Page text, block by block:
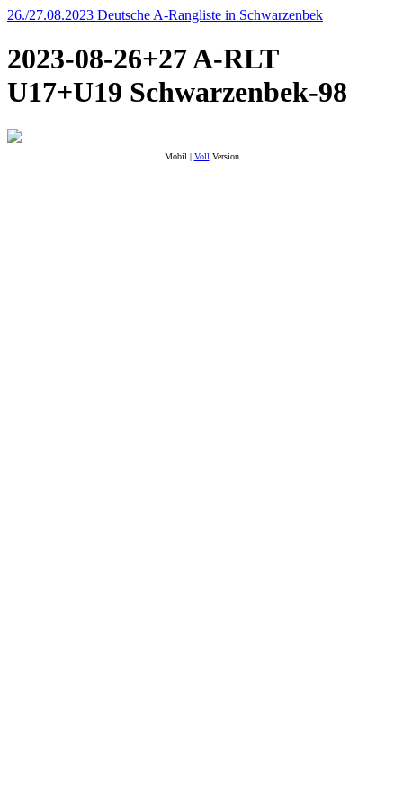
26./27.08.2023 Deutsche A-Rangliste in Schwarzenbek
2023-08-26+27 A-RLT
U17+U19 Schwarzenbek-98
Mobil | Voll Version